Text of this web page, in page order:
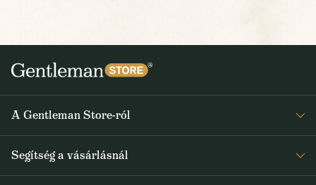
A Gentleman Store-ról
Rólunk
Segítség a vásárlásnál